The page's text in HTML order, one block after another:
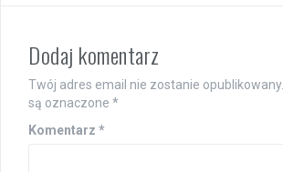
Dodaj komentarz
Twój adres email nie zostanie opublikowany.
są oznaczone *
Komentarz *